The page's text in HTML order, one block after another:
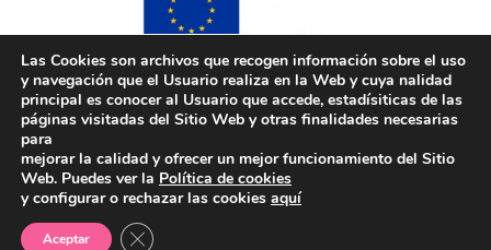
Las Cookies son archivos que recogen información sobre el uso
y navegación que el Usuario realiza en la Web y cuya nalidad
principal es conocer al Usuario que accede, estadísiticas de las
páginas visitadas del Sitio Web y otras finalidades necesarias
para
mejorar la calidad y ofrecer un mejor funcionamiento del Sitio
Web. Puedes ver la Política de cookies
y configurar o rechazar las cookies aquí
Aceptar Cerrar el banner de cookies RGPD
Cofinançat per la Unió Europea a través del
Programa Operatiu del Fons Europeu de
Comunitat Valenciana 2014-2020, com a part de la
resposta de la Unió a la pandèmia del COVID-19